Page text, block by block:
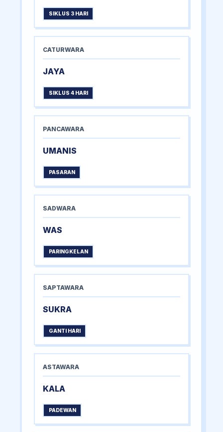
SIKLUS 3 HARI
CATURWARA
JAYA
SIKLUS 4 HARI
PANCAWARA
UMANIS
PASARAN
SADWARA
WAS
PARINGKELAN
SAPTAWARA
SUKRA
GANTI HARI
ASTAWARA
KALA
PADEWAN